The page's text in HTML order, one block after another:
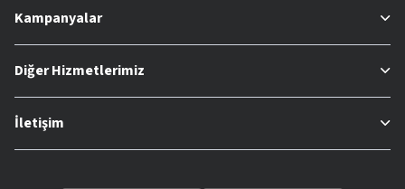
Kampanyalar
Diğer Hizmetlerimiz
İletişim